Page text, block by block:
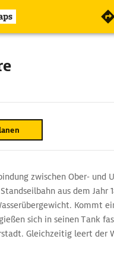
zwischen Ober- und
aus dem Jahr
Kommt
sich in seinen Tank
Gleichzeitig leert der